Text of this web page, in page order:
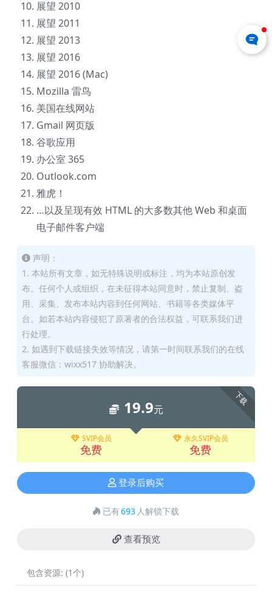
展望 2010
展望 2011
展望 2013
展望 2016
展望 2016 (Mac)
Mozilla 雷鸟
美国在线网站
Gmail 网页版
谷歌应用
办公室 365
Outlook.com
雅虎！
…以及呈现有效 HTML 的大多数其他 Web 和桌面
电子邮件客户端
声明：
1. 本站所有文章，如无特殊说明或标注，均为本站原创发
布。任何个人或组织，在未征得本站同意时，禁止复制、盗
用、采集、发布本站内容到任何网站、书籍等各类媒体平
台。如若本站内容侵犯了原著者的合法权益，可联系我们进
行处理。
2. 如遇到下载链接失效等情况，请第一时间联系我们的在线
客服微信：wixx517 协助解决。
下载
19.9元
SVIP会员
免费
永久SVIP会员
免费
登录后购买
已有693 人解锁下载
查看预览
包含资源: (1个)